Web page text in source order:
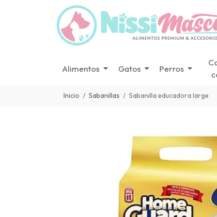
Alimentos Gatos Perros
Inicio Sabanillas Sabanilla educadora large